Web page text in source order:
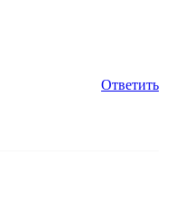
Ответить